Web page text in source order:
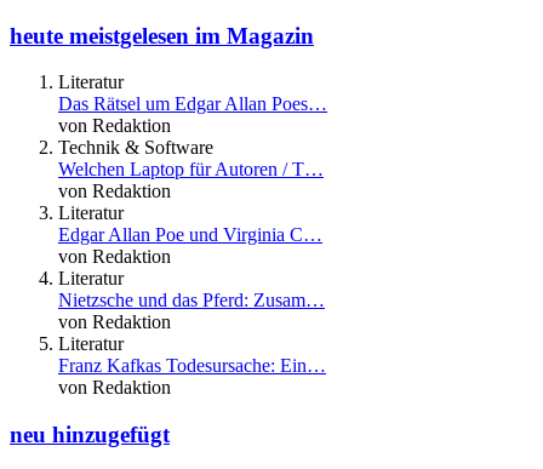
heute meistgelesen im Magazin
Literatur
Das Rätsel um Edgar Allan Poes…
von Redaktion
Technik & Software
Welchen Laptop für Autoren / T…
von Redaktion
Literatur
Edgar Allan Poe und Virginia C…
von Redaktion
Literatur
Nietzsche und das Pferd: Zusam…
von Redaktion
Literatur
Franz Kafkas Todesursache: Ein…
von Redaktion
neu hinzugefügt